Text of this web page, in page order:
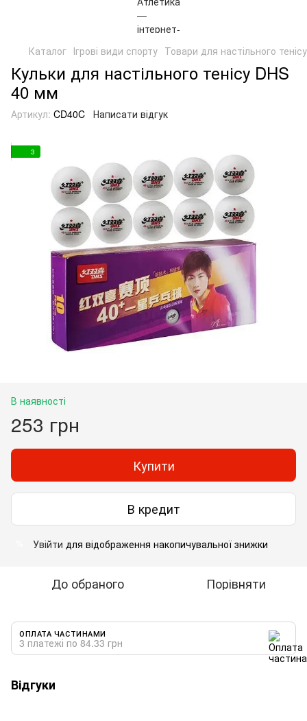
Каталог Ігрові види спорту Товари для настільного тенісу
Кульки для настільного тенісу DHS
40 мм
Артикул: CD40C Написати відгук
3
В наявності
253 грн
Купити
В кредит
Увійти для відображення накопичувальної знижки
До обраного Порівняти
ОПЛАТА ЧАСТИНАМИ
3 платежі по 84.33 грн
Відгуки